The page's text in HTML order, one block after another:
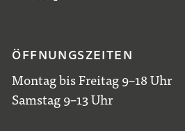
ÖFFNUNGSZEITEN
Montag bis Freitag 9–18 Uhr
Samstag 9–13 Uhr